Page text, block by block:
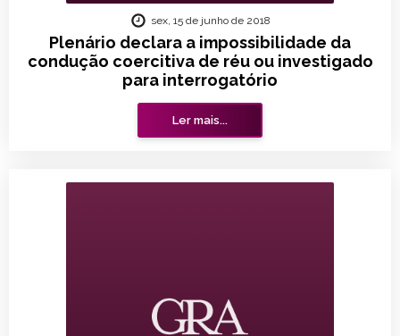
Plenário declara a impossibilidade da
condução coercitiva de réu ou investigado
para interrogatório
sex, 15 de junho de 2018
Ler mais...